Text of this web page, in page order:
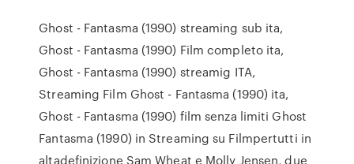
Ghost - Fantasma (1990) streaming sub ita,
Ghost - Fantasma (1990) Film completo ita,
Ghost - Fantasma (1990) streamig ITA,
Streaming Film Ghost - Fantasma (1990) ita,
Ghost - Fantasma (1990) film senza limiti Ghost
Fantasma (1990) in Streaming su Filmpertutti in
altadefinizione Sam Wheat e Molly Jensen, due